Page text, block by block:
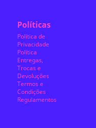
Políticas
Política de
Privacidade
Política
Entregas,
Trocas e
Devoluções
Termos e
Condições
Regulamentos